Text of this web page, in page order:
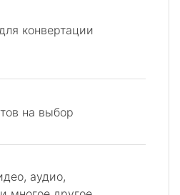
конвертации
на выбор
аудио,